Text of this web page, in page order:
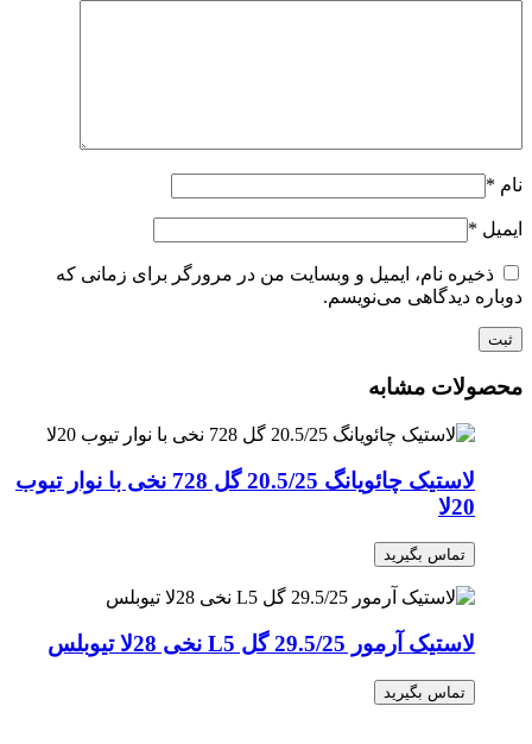
نام *
ایمیل *
ذخیره نام، ایمیل و وبسایت من در مرورگر برای زمانی که
دوباره دیدگاهی می‌نویسم.
محصولات مشابه
لاستیک چائویانگ 20.5/25 گل 728 نخی با نوار تیوب
20لا
تماس بگیرید
لاستیک آرمور 29.5/25 گل L5 نخی 28لا تیوبلس
تماس بگیرید